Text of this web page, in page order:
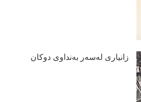
زانیاری لەسەر بەنداوی دوكان